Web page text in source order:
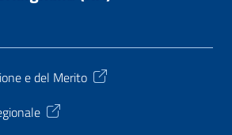
e del Merito